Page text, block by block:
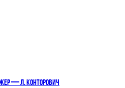
— Л. КОНТОРОВИЧ